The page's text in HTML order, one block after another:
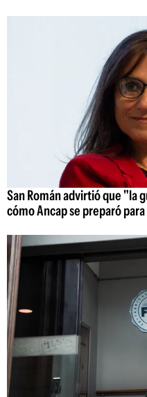
San Román advirtió que "la
cómo Ancap se preparó